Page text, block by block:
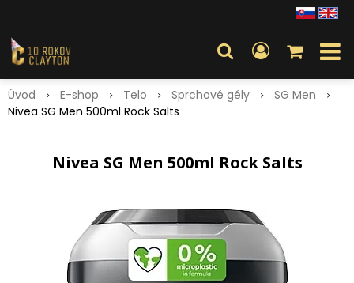
Úvod E-shop Telo Sprchové gély
SG Men
Nivea SG Men 500ml Rock Salts
Nivea SG Men 500ml Rock Salts